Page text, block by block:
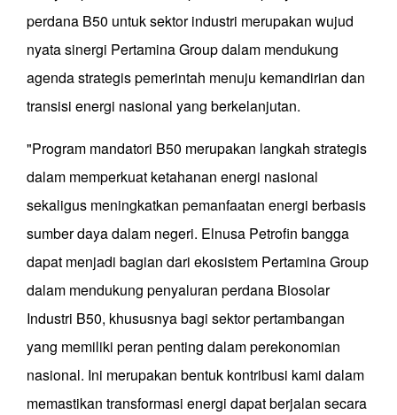
perdana B50 untuk sektor industri merupakan wujud
nyata sinergi Pertamina Group dalam mendukung
agenda strategis pemerintah menuju kemandirian dan
transisi energi nasional yang berkelanjutan.
"Program mandatori B50 merupakan langkah strategis
dalam memperkuat ketahanan energi nasional
sekaligus meningkatkan pemanfaatan energi berbasis
sumber daya dalam negeri. Elnusa Petrofin bangga
dapat menjadi bagian dari ekosistem Pertamina Group
dalam mendukung penyaluran perdana Biosolar
Industri B50, khususnya bagi sektor pertambangan
yang memiliki peran penting dalam perekonomian
nasional. Ini merupakan bentuk kontribusi kami dalam
memastikan transformasi energi dapat berjalan secara